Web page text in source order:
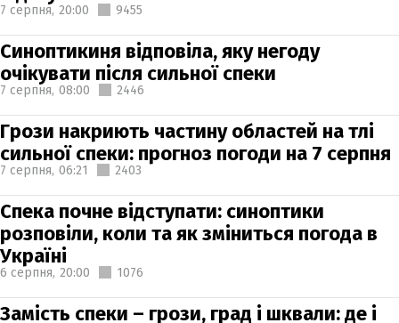
7 серпня, 20:00 9455
Синоптикиня відповіла, яку негоду
очікувати після сильної спеки
7 серпня, 08:00 2446
Грози накриють частину областей на тлі
сильної спеки: прогноз погоди на 7 серпня
7 серпня, 06:21 2403
Спека почне відступати: синоптики
розповіли, коли та як зміниться погода в
Україні
6 серпня, 20:00 1076
Замість спеки – грози, град і шквали: де і